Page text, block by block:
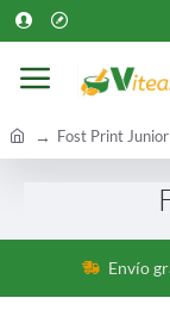
o
Fost Print Junior
Envío